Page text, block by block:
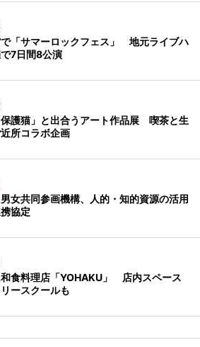
「サマーロックフェス」 地元ライブハ
7日間8公演
護猫」と出合うアート作品展 喫茶と生
所コラボ企画
女共同参画機構、人的・知的資源の活用
協定
食料理店「YOHAKU」 店内スペース
ースクールも